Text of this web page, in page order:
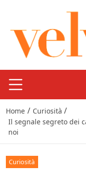
Home / Curiosità /
Il segnale segreto dei
noi
Curiosità